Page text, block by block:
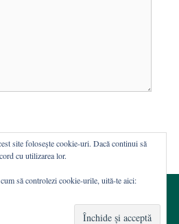
site folosește cookie-uri. Dacă continui să
cu utilizarea lor.
să controlezi cookie-urile, uită-te aici: